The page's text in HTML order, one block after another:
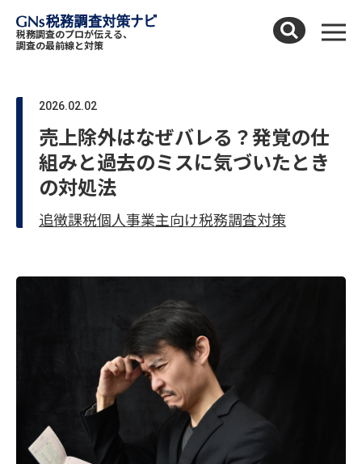
Skip to content
税務調査のプロが伝える、
調査の最前線と対策
メ
2026.02.02
売上除外はなぜバレる？発覚の仕
組みと過去のミスに気づいたとき
の対処法
追徴課税個人事業主向け税務調査対策